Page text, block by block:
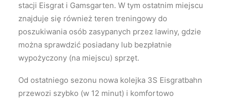
stacji Eisgrat i Gamsgarten. W tym ostatnim miejscu
znajduje się również teren treningowy do
poszukiwania osób zasypanych przez lawiny, gdzie
można sprawdzić posiadany lub bezpłatnie
wypożyczony (na miejscu) sprzęt.
Od ostatniego sezonu nowa kolejka 3S Eisgratbahn
przewozi szybko (w 12 minut) i komfortowo